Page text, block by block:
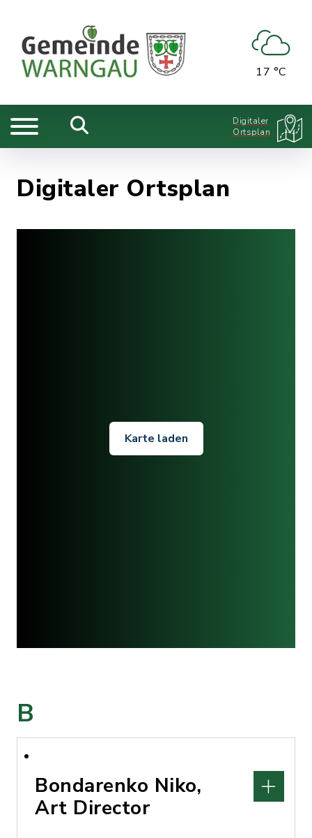
17 °C
Digitaler
Ortsplan
Digitaler Ortsplan
Karte laden
B
Bondarenko Niko,
Art Director